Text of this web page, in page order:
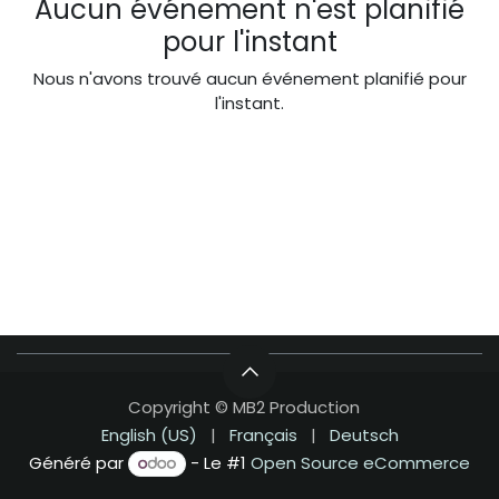
Aucun événement n'est planifié
pour l'instant
Nous n'avons trouvé aucun événement planifié pour
l'instant.
Copyright © MB2 Production
English (US)
| Français |
Deutsch
Généré par
- Le #1 Open Source eCommerce